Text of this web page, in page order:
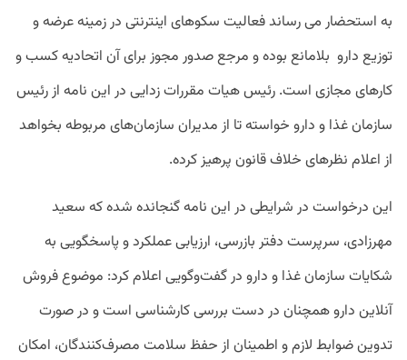
به استحضار می رساند فعالیت سکوهای اینترنتی در زمینه عرضه و
توزیع دارو بلامانع بوده و مرجع صدور مجوز برای آن اتحادیه کسب و
کارهای مجازی است. رئیس هیات مقررات زدایی در این نامه از رئیس
سازمان غذا و دارو خواسته تا از مدیران سازمان‌های مربوطه بخواهد
از اعلام نظرهای خلاف قانون پرهیز کرده.
این درخواست در شرایطی در این نامه گنجانده شده که سعید
مهرزادی، سرپرست دفتر بازرسی، ارزیابی عملکرد و پاسخگویی به
شکایات سازمان غذا و دارو در گفت‌وگویی اعلام کرد: موضوع فروش
آنلاین دارو همچنان در دست بررسی کارشناسی است و در صورت
تدوین ضوابط لازم و اطمینان از حفظ سلامت مصرف‌کنندگان، امکان